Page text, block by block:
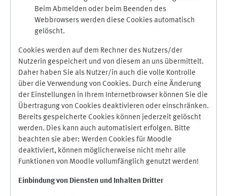
Beim Abmelden oder beim Beenden des
Webbrowsers werden diese Cookies automatisch
gelöscht.
Cookies werden auf dem Rechner des Nutzers/der
Nutzerin gespeichert und von diesem an uns übermittelt.
Daher haben Sie als Nutzer/in auch die volle Kontrolle
über die Verwendung von Cookies. Durch eine Änderung
der Einstellungen in Ihrem Internetbrowser können Sie die
Übertragung von Cookies deaktivieren oder einschränken.
Bereits gespeicherte Cookies können jederzeit gelöscht
werden. Dies kann auch automatisiert erfolgen. Bitte
beachten sie aber: Werden Cookies für Moodle
deaktiviert, können möglicherweise nicht mehr alle
Funktionen von Moodle vollumfänglich genutzt werden!
Einbindung von Diensten und Inhalten Dritter